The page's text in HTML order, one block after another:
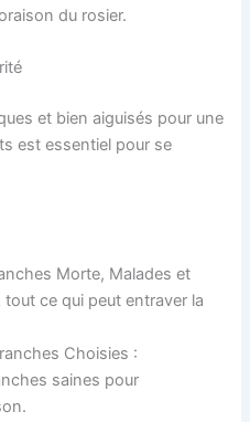
du rosier.
et bien aiguisés pour une
est essentiel pour se
Morte, Malades et
ce qui peut entraver la
Choisies :
saines pour